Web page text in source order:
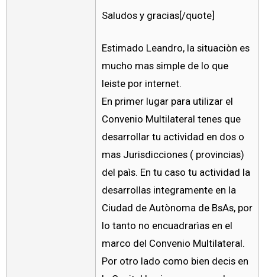
Saludos y gracias[/quote]
Estimado Leandro, la situaciòn es
mucho mas simple de lo que
leiste por internet.
En primer lugar para utilizar el
Convenio Multilateral tenes que
desarrollar tu actividad en dos o
mas Jurisdicciones ( provincias)
del paìs. En tu caso tu actividad la
desarrollas integramente en la
Ciudad de Autònoma de BsAs, por
lo tanto no encuadrarìas en el
marco del Convenio Multilateral.
Por otro lado como bien decis en